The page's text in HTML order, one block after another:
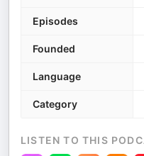
Episodes
Founded
Language
Category
LISTEN TO THIS